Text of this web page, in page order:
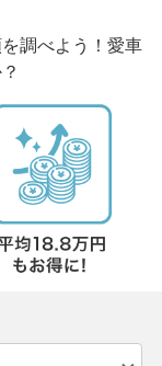
調べよう！愛車